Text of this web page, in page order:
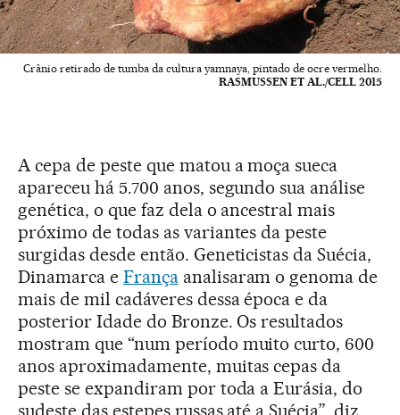
Crânio retirado de tumba da cultura yamnaya, pintado de ocre vermelho.
RASMUSSEN ET AL./CELL 2015
A cepa de peste que matou a moça sueca
apareceu há 5.700 anos, segundo sua análise
genética, o que faz dela o ancestral mais
próximo de todas as variantes da peste
surgidas desde então. Geneticistas da Suécia,
Dinamarca e Françaanalisaram o genoma de
mais de mil cadáveres dessa época e da
posterior Idade do Bronze. Os resultados
mostram que “num período muito curto, 600
anos aproximadamente, muitas cepas da
peste se expandiram por toda a Eurásia, do
sudeste das estepes russas até a Suécia”, diz